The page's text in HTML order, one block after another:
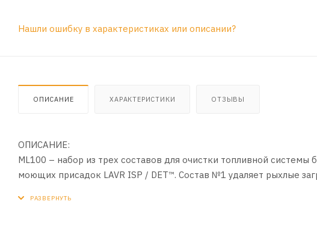
Нашли ошибку в характеристиках или описании?
ОПИСАНИЕ ХАРАКТЕРИСТИКИ ОТЗЫВЫ
ОПИСАНИЕ:
ML100 – набор из трех составов для очистки топливной системы
моющих присадок LAVR ISP / DET™. Состав №1 удаляет рыхлые